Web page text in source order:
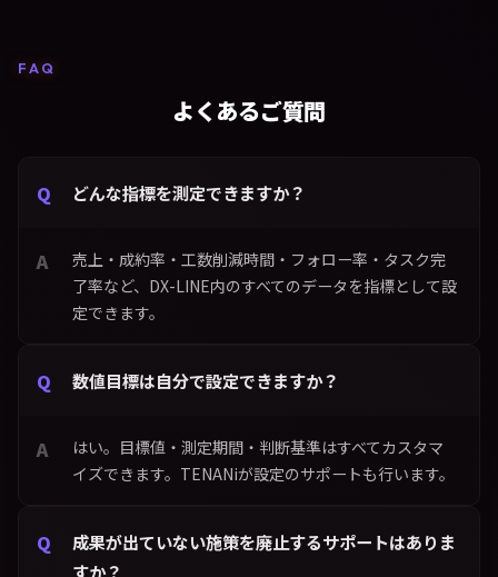
FAQ
よくあるご質問
どんな指標を測定できますか？
売上・成約率・工数削減時間・フォロー率・タスク完
了率など、DX-LINE内のすべてのデータを指標として設
定できます。
数値目標は自分で設定できますか？
はい。目標値・測定期間・判断基準はすべてカスタマ
イズできます。TENANiが設定のサポートも行います。
成果が出ていない施策を廃止するサポートはありま
すか？